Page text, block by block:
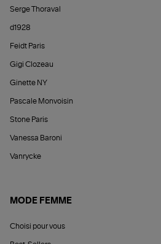
Serge Thoraval
d1928
Feidt Paris
Gigi Clozeau
Ginette NY
Pascale Monvoisin
Stone Paris
Vanessa Baroni
Vanrycke
MODE FEMME
Choisi pour vous